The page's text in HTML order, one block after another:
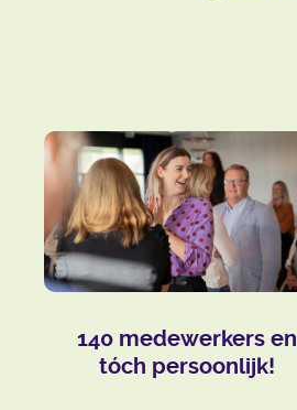
140 medewerkers en
tóch persoonlijk!